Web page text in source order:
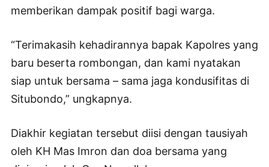
memberikan dampak positif bagi warga.
“Terimakasih kehadirannya bapak Kapolres yang
baru beserta rombongan, dan kami nyatakan
siap untuk bersama – sama jaga kondusifitas di
Situbondo,” ungkapnya.
Diakhir kegiatan tersebut diisi dengan tausiyah
oleh KH Mas Imron dan doa bersama yang